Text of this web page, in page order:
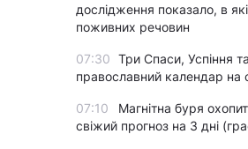
дослідження показало, в
поживних речовин
07:30 Три Спаси, Успіння
православний календар на
07:10
Магнітна буря
свіжий прогноз на 3 дні